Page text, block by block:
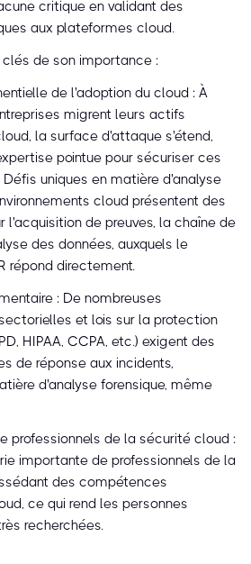
critique en validant des
aux plateformes cloud.
clés de son importance :
de l'adoption du cloud : À
migrent leurs actifs
la surface d'attaque s'étend,
pointue pour sécuriser ces
Défis uniques en matière d'analyse
cloud présentent des
l'acquisition de preuves, la chaîne de
des données, auxquels le
répond directement.
: De nombreuses
et lois sur la protection
HIPAA, CCPA, etc.) exigent des
de réponse aux incidents,
d'analyse forensique, même
professionnels de la sécurité cloud :
importante de professionnels de la
des compétences
ce qui rend les personnes
recherchées.